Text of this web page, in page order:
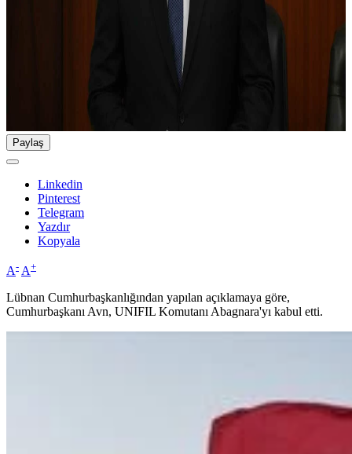
Paylaş
Linkedin
Pinterest
Telegram
Yazdır
Kopyala
A- A+
Lübnan Cumhurbaşkanlığından yapılan açıklamaya göre,
Cumhurbaşkanı Avn, UNIFIL Komutanı Abagnara'yı kabul etti.